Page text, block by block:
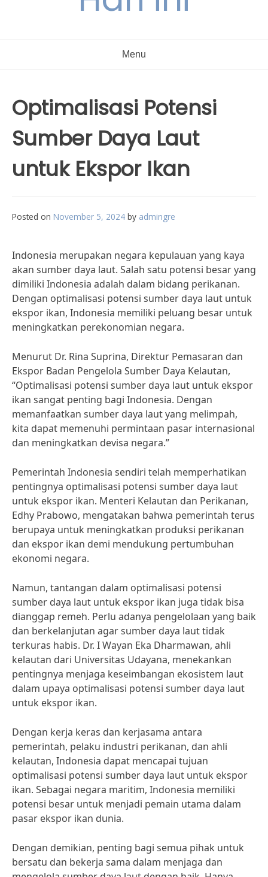
Menu
Optimalisasi Potensi
Sumber Daya Laut
untuk Ekspor Ikan
Posted on November 5, 2024 by admingre
Indonesia merupakan negara kepulauan yang kaya
akan sumber daya laut. Salah satu potensi besar yang
dimiliki Indonesia adalah dalam bidang perikanan.
Dengan optimalisasi potensi sumber daya laut untuk
ekspor ikan, Indonesia memiliki peluang besar untuk
meningkatkan perekonomian negara.
Menurut Dr. Rina Suprina, Direktur Pemasaran dan
Ekspor Badan Pengelola Sumber Daya Kelautan,
“Optimalisasi potensi sumber daya laut untuk ekspor
ikan sangat penting bagi Indonesia. Dengan
memanfaatkan sumber daya laut yang melimpah,
kita dapat memenuhi permintaan pasar internasional
dan meningkatkan devisa negara.”
Pemerintah Indonesia sendiri telah memperhatikan
pentingnya optimalisasi potensi sumber daya laut
untuk ekspor ikan. Menteri Kelautan dan Perikanan,
Edhy Prabowo, mengatakan bahwa pemerintah terus
berupaya untuk meningkatkan produksi perikanan
dan ekspor ikan demi mendukung pertumbuhan
ekonomi negara.
Namun, tantangan dalam optimalisasi potensi
sumber daya laut untuk ekspor ikan juga tidak bisa
dianggap remeh. Perlu adanya pengelolaan yang baik
dan berkelanjutan agar sumber daya laut tidak
terkuras habis. Dr. I Wayan Eka Dharmawan, ahli
kelautan dari Universitas Udayana, menekankan
pentingnya menjaga keseimbangan ekosistem laut
dalam upaya optimalisasi potensi sumber daya laut
untuk ekspor ikan.
Dengan kerja keras dan kerjasama antara
pemerintah, pelaku industri perikanan, dan ahli
kelautan, Indonesia dapat mencapai tujuan
optimalisasi potensi sumber daya laut untuk ekspor
ikan. Sebagai negara maritim, Indonesia memiliki
potensi besar untuk menjadi pemain utama dalam
pasar ekspor ikan dunia.
Dengan demikian, penting bagi semua pihak untuk
bersatu dan bekerja sama dalam menjaga dan